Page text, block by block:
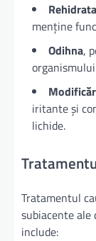
menține
Odihna,
iritante și
lichide.
Tratamentul
subiacente ale
include: